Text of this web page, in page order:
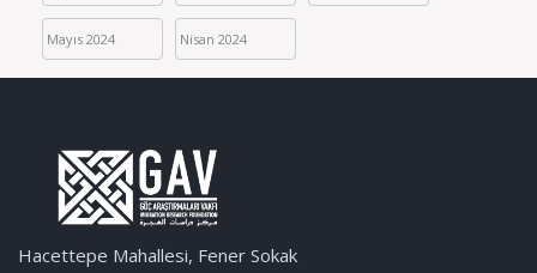
Mayıs 2024 Nisan 2024
Hacettepe Mahallesi, Fener Sokak